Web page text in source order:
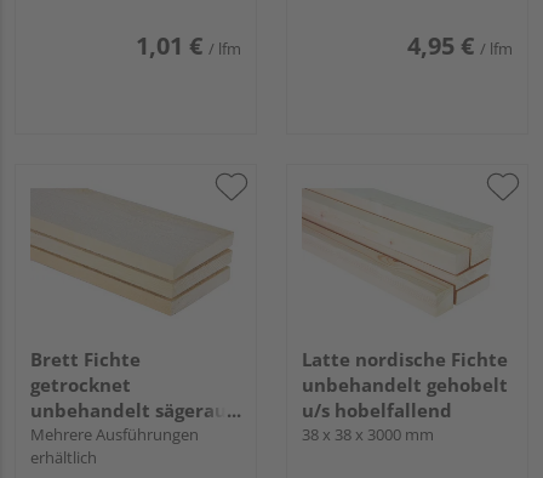
1,01 € / lfm 4,95 € / lfm
Brett Fichte
getrocknet
unbehandelt sägerau
GK II/III
Mehrere Ausführungen
erhältlich
Latte nordische Fichte
unbehandelt gehobelt
u/s hobelfallend
38 x 38 x 3000 mm